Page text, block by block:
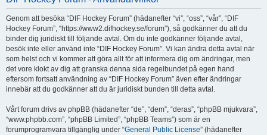
Genom att besöka “DIF Hockey Forum” (hädanefter “vi”, “oss”, “vår”, “DIF
Hockey Forum”, “https://www2.difhockey.se/forum”), så godkänner du att du
binder dig juridiskt till följande avtal. Om du inte godkänner följande avtal,
besök inte eller använd inte “DIF Hockey Forum”. Vi kan ändra detta avtal när
som helst och vi kommer att göra allt för att informera dig om ändringar, men
det vore klokt av dig att granska denna sida regelbundet på egen hand
eftersom fortsatt användning av “DIF Hockey Forum” även efter ändringar
innebär att du godkänner att du är juridiskt bunden till detta avtal.
Vårt forum drivs av phpBB (hädanefter “de”, “dem”, “deras”, “phpBB mjukvara”,
“www.phpbb.com”, “phpBB Limited”, “phpBB Teams”) som är en
forumprogramvara tillgänglig under “General Public License” (hädanefter